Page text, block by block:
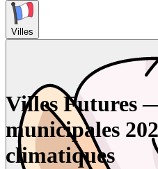
Villes
Villes Futures
municipales
climatiques